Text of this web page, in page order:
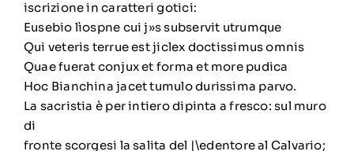
iscrizione in caratteri gotici:
Eusebio lìospne cui j»s subservit utrumque
Qui veteris terrue est jiclex doctissimus omnis
Quae fuerat conjux et forma et more pudica
Hoc Bianchina jacet tumulo durissima parvo.
La sacristia è per intiero dipinta a fresco: sul muro
di
fronte scorgesi la salita del |\edentore al Calvario;